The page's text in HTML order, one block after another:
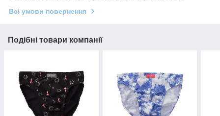
Всі умови повернення
Подібні товари компанії